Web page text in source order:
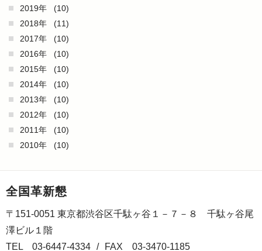
2019年
(10)
2018年
(11)
2017年
(10)
2016年
(10)
2015年
(10)
2014年
(10)
2013年
(10)
2012年
(10)
2011年
(10)
2010年
(10)
全国革新懇
〒151-0051 東京都渋谷区千駄ヶ谷１－７－８ 千駄ヶ谷尾
澤ビル１階
TEL 03-6447-4334 / FAX 03-3470-1185